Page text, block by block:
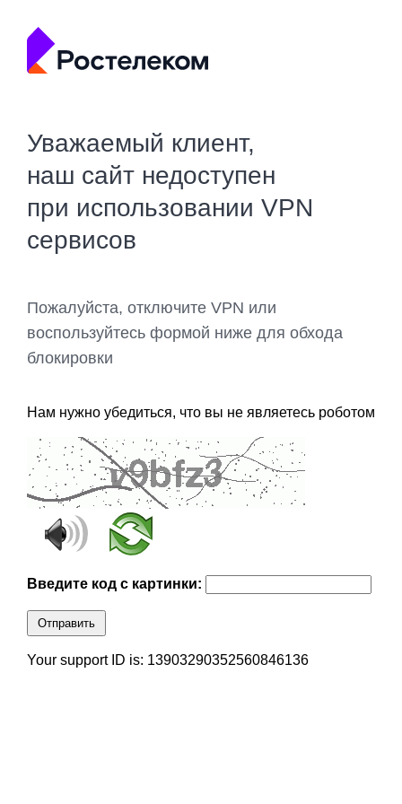
Уважаемый клиент,
наш сайт недоступен
при использовании VPN
сервисов
Пожалуйста, отключите VPN или
воспользуйтесь формой ниже для обхода
блокировки
Нам нужно убедиться, что вы не являетесь роботом
Введите код с картинки:
Отправить
Your support ID is: 13903290352560846136